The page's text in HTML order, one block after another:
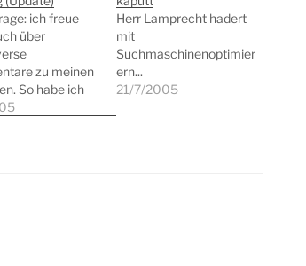
ich freue
über
zu meinen
So habe ich
"Beitrag
Herr Lamprecht hadert
mit
Suchmaschinenoptimier
ern...
21/7/2005